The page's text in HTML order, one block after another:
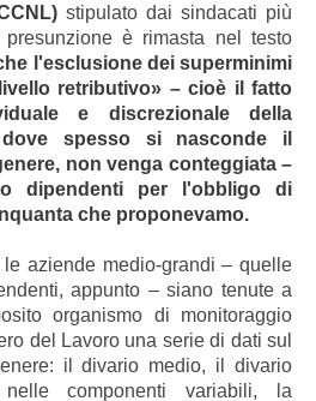
stipulato dai sindacati più
presunzione è rimasta nel testo
l'esclusione dei superminimi
retributivo» – cioè il fatto
e discrezionale della
dove spesso si nasconde il
non venga conteggiata –
dipendenti per l'obbligo di
che proponevamo.
le aziende medio-grandi – quelle
appunto – siano tenute a
organismo di monitoraggio
del Lavoro una serie di dati sul
il divario medio, il divario
componenti variabili, la